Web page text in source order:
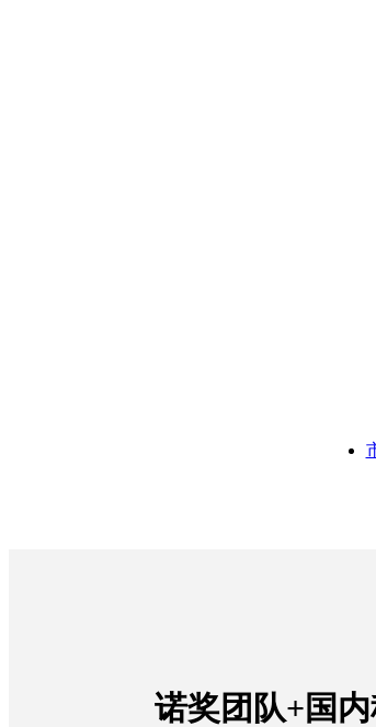
诺奖团队+国